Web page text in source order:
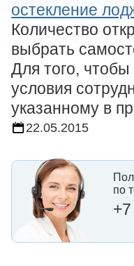
остекление
Количество
выбрать
Для того,
условия
указанному в
22.05.2015
по